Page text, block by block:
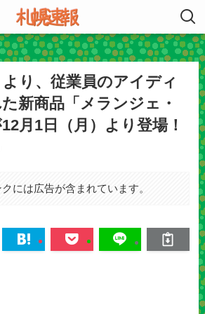
より、従業員のアイディ
新商品「メランジェ・
月1日（月）より登場！
には広告が含まれています。